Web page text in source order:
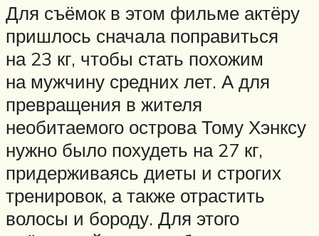
Для съёмок в этом фильме актёру
пришлось сначала поправиться
на 23 кг, чтобы стать похожим
на мужчину средних лет. А для
превращения в жителя
необитаемого острова Тому Хэнксу
нужно было похудеть на 27 кг,
придерживаясь диеты и строгих
тренировок, а также отрастить
волосы и бороду. Для этого